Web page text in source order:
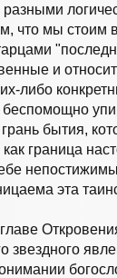
что мы стоим
и
либо
бытия,
граница
эта
звездного